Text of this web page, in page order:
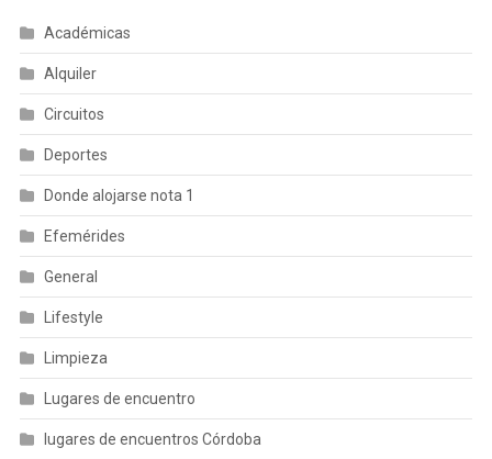
Académicas
Alquiler
Circuitos
Deportes
Donde alojarse nota 1
Efemérides
General
Lifestyle
Limpieza
Lugares de encuentro
lugares de encuentros Córdoba